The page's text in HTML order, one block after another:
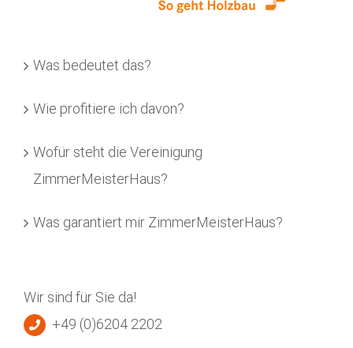
Was bedeutet das?
Wie profitiere ich davon?
Wofür steht die Vereinigung
ZimmerMeisterHaus?
Was garantiert mir ZimmerMeisterHaus?
Wir sind für Sie da!
+49 (0)6204 2202